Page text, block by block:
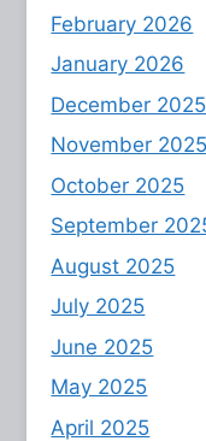
February 2026
January 2026
December 2025
November 2025
October 2025
September
August 2025
July 2025
June 2025
May 2025
April 2025